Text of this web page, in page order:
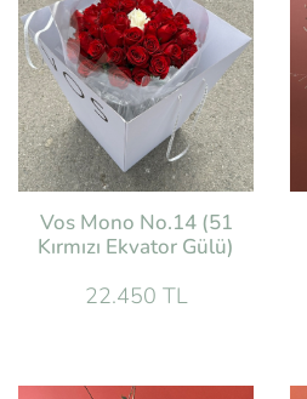
Vos Mono No.14 (51
Kırmızı Ekvator Gülü)
22.450 TL